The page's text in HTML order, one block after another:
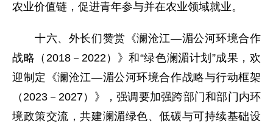
农业价值链，促进青年参与并在农业领域就业。
十六、外长们赞赏《澜沧江—湄公河环境合作
战略（2018－2022）》和“绿色澜湄计划”成果，欢
迎制定《澜沧江—湄公河环境合作战略与行动框架
（2023－2027）》，强调要加强跨部门和部门内环
境政策交流，共建澜湄绿色、低碳与可持续基础设